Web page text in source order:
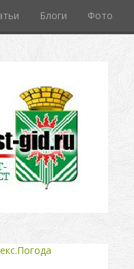
Блоги Фото